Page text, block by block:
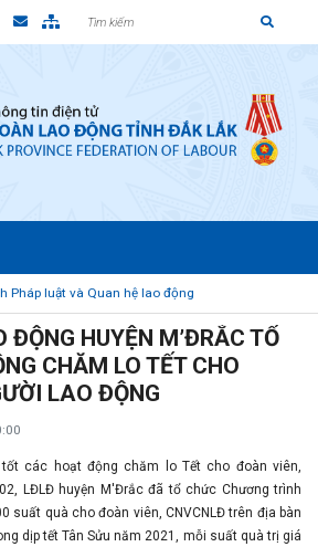
Pháp luật và Quan hệ lao động
HUYỆN M’ĐRẮC TỔ
CHĂM LO TẾT CHO
LAO ĐỘNG
các hoạt động chăm lo Tết cho đoàn viên,
LĐLĐ huyện M'Đrắc đã tổ chức Chương trình
suất quà cho đoàn viên, CNVCNLĐ trên địa bàn
dịp tết Tân Sửu năm 2021, mỗi suất quà trị giá